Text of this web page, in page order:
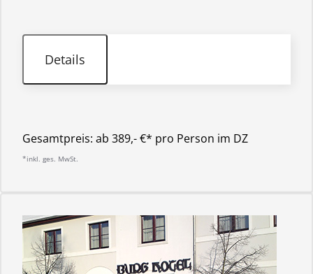
Details
Gesamtpreis: ab 389,- €* pro Person im DZ
*inkl. ges. MwSt.